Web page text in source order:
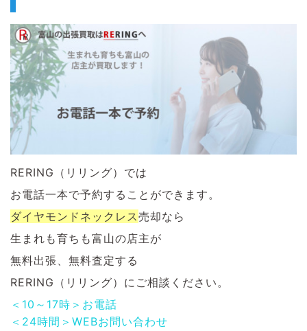
RERING（リリング）では
お電話一本で予約することができます。
ダイヤモンドネックレス売却なら
生まれも育ちも富山の店主が
無料出張、無料査定する
RERING（リリング）にご相談ください。
＜10～17時＞お電話
＜24時間＞WEBお問い合わせ